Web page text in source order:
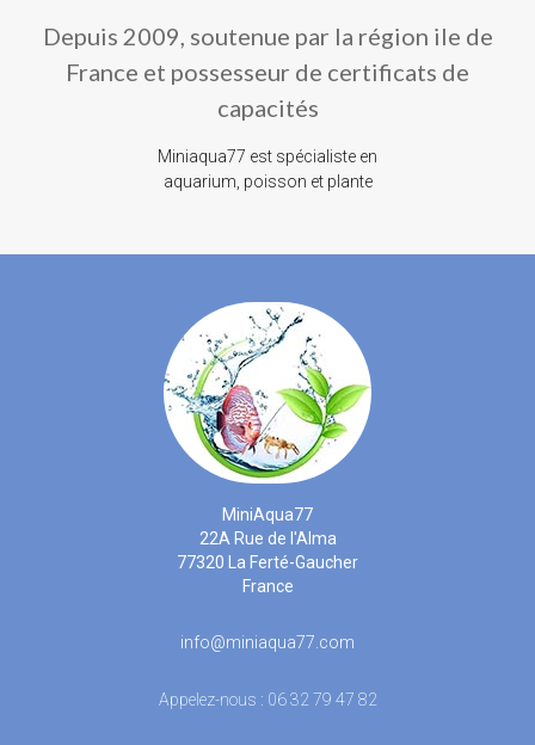
Depuis 2009, soutenue par la région ile de
France et possesseur de certificats de
capacités
Miniaqua77 est spécialiste en
aquarium, poisson et plante
MiniAqua77
22A Rue de l'Alma
77320 La Ferté-Gaucher
France
info@miniaqua77.com
Appelez-nous : 06 32 79 47 82